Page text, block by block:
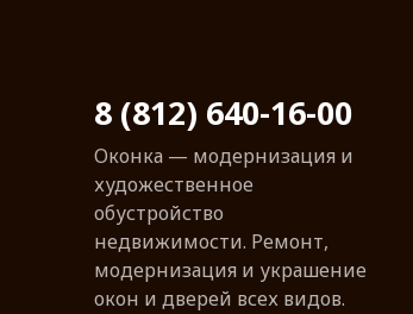
8 (812) 640-16-00
Оконка — модернизация и
художественное
обустройство
недвижимости. Ремонт,
модернизация и украшение
окон и дверей всех видов.